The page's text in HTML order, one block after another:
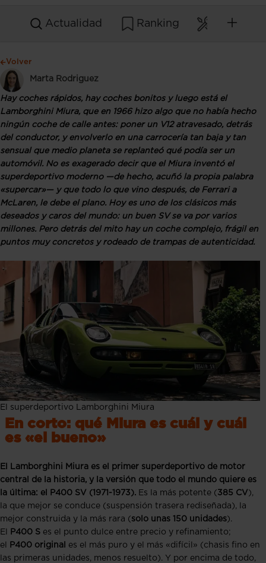
Actualidad Ranking
Volver
Marta Rodriguez
Hay coches rápidos, hay coches bonitos y luego está el
Lamborghini Miura, que en 1966 hizo algo que no había hecho
ningún coche de calle antes: poner un V12 atravesado, detrás
del conductor, y envolverlo en una carrocería tan baja y tan
sensual que medio planeta se replanteó qué podía ser un
automóvil. No es exagerado decir que el Miura inventó el
superdeportivo moderno—de hecho, acuñó la propia palabra
«supercar»— y que todo lo que vino después, de Ferrari a
McLaren, le debe el plano. Hoy es uno de los clásicos más
deseados y caros del mundo: un buen SV se va por varios
millones. Pero detrás del mito hay un coche complejo, frágil en
puntos muy concretos y rodeado de trampas de autenticidad.
El superdeportivo Lamborghini Miura
En corto: qué Miura es cuál y cuál
es «el bueno»
El Lamborghini Miura es el primer superdeportivo de motor
central de la historia, y la versión que todo el mundo quiere es
la última: el P400 SV (1971-1973). Es la más potente (385 CV),
la que mejor se conduce (suspensión trasera rediseñada), la
mejor construida y la más rara (solo unas 150 unidades).
El
P400 S es el punto dulce entre precio y refinamiento;
el
P400 original
es el más puro y el más «difícil» (chasis fino en
las primeras unidades, menos resuelto). Y por encima de todo,